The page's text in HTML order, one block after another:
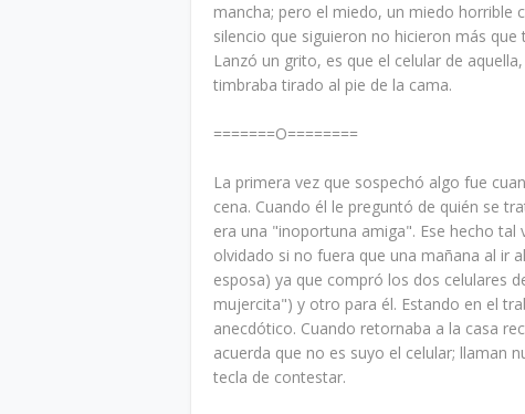
mancha; pero el miedo, un miedo horrible
silencio que siguieron no hicieron más
Lanzó un grito, es que el celular de
timbraba tirado al pie de la cama.
=======O========
La primera vez que sospechó algo fue
cena. Cuando él le preguntó de quién se
era una "inoportuna amiga". Ese hecho
olvidado si no fuera que una mañana al ir
esposa) ya que compró los dos celulares
mujercita") y otro para él. Estando en el
anecdótico. Cuando retornaba a la casa
acuerda que no es suyo el celular; llaman
tecla de contestar.